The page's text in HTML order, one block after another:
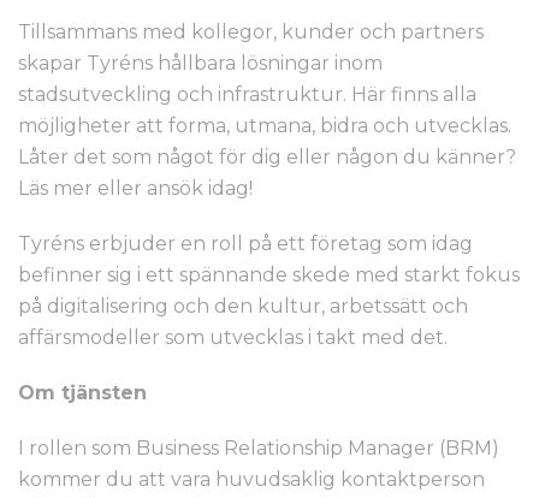
Tillsammans med kollegor, kunder och partners
skapar Tyréns hållbara lösningar inom
stadsutveckling och infrastruktur. Här finns alla
möjligheter att forma, utmana, bidra och utvecklas.
Låter det som något för dig eller någon du känner?
Läs mer eller ansök idag!
Tyréns erbjuder en roll på ett företag som idag
befinner sig i ett spännande skede med starkt fokus
på digitalisering och den kultur, arbetssätt och
affärsmodeller som utvecklas i takt med det.
Om tjänsten
I rollen som Business Relationship Manager (BRM)
kommer du att vara huvudsaklig kontaktperson